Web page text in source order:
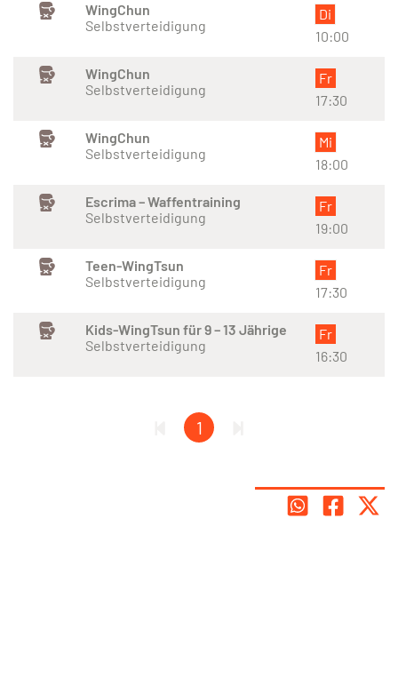
WingChun
Selbstverteidigung
Di
10:00
WingChun
Selbstverteidigung
Fr
17:30
WingChun
Selbstverteidigung
Mi
18:00
Escrima – Waffentraining
Selbstverteidigung
Fr
19:00
Teen-WingTsun
Selbstverteidigung
Fr
17:30
Kids-WingTsun für 9 – 13 Jährige
Selbstverteidigung
Fr
16:30
1